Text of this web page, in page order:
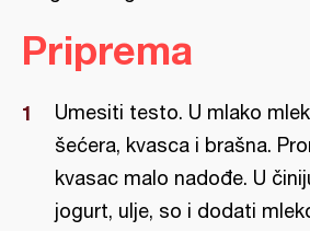
Priprema
Umesiti testo. U mlako
šećera, kvasca i brašna.
kvasac malo nadođe. U
jogurt, ulje, so i dodati